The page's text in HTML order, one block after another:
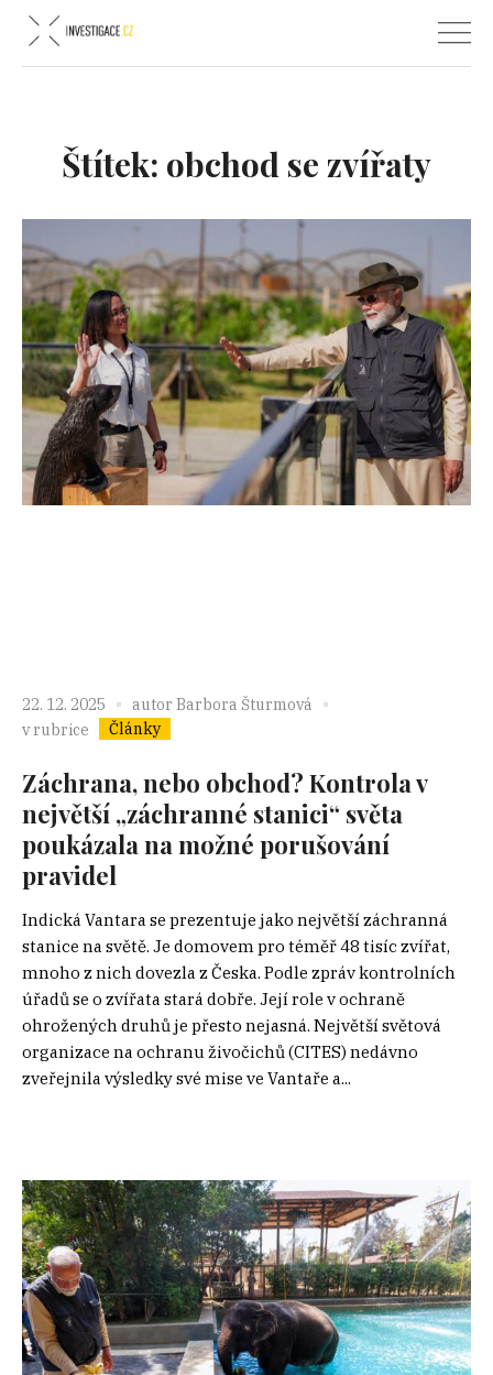
Štítek: obchod se zvířaty
22. 12. 2025 autor Barbora Šturmová
v rubrice
Články
Záchrana, nebo obchod? Kontrola v
největší „záchranné stanici“ světa
poukázala na možné porušování
pravidel
Indická Vantara se prezentuje jako největší záchranná
stanice na světě. Je domovem pro téměř 48 tisíc zvířat,
mnoho z nich dovezla z Česka. Podle zpráv kontrolních
úřadů se o zvířata stará dobře. Její role v ochraně
ohrožených druhů je přesto nejasná. Největší světová
organizace na ochranu živočichů (CITES) nedávno
zveřejnila výsledky své mise ve Vantaře a...